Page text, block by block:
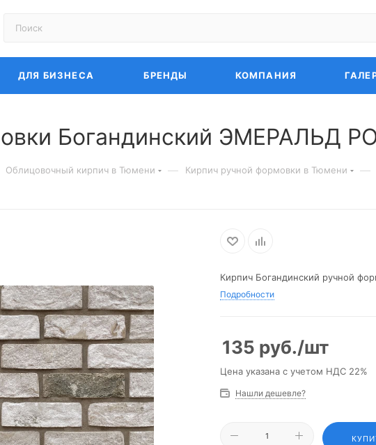
ДЛЯ БИЗНЕСА БРЕНДЫ КОМПАНИЯ
Богандинский ЭМЕРАЛЬД
Облицовочный кирпич в Тюмени — Кирпич ручной формовки в Тюмени —
Кирпич Богандинский ручной
Подробности
135 руб./шт
Цена указана с учетом НДС 22%
Нашли дешевле?